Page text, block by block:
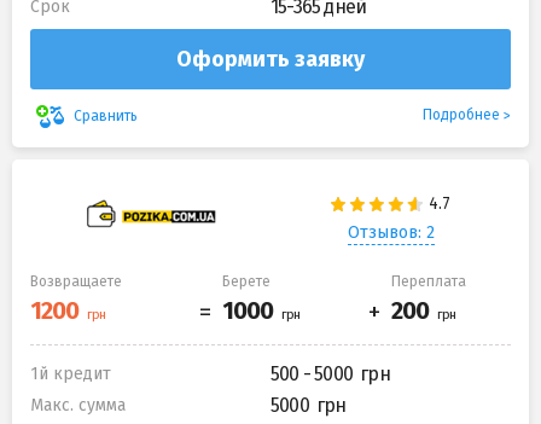
Срок 15-365 дней
Оформить заявку
Сравнить Подробнее
Отзывов: 2
Возвращаете Берете Переплата
1й кредит 500 - 5000
Макс. сумма 5000